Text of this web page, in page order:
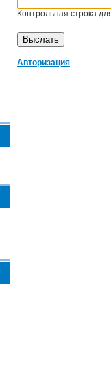
Контрольная строка
Авторизация